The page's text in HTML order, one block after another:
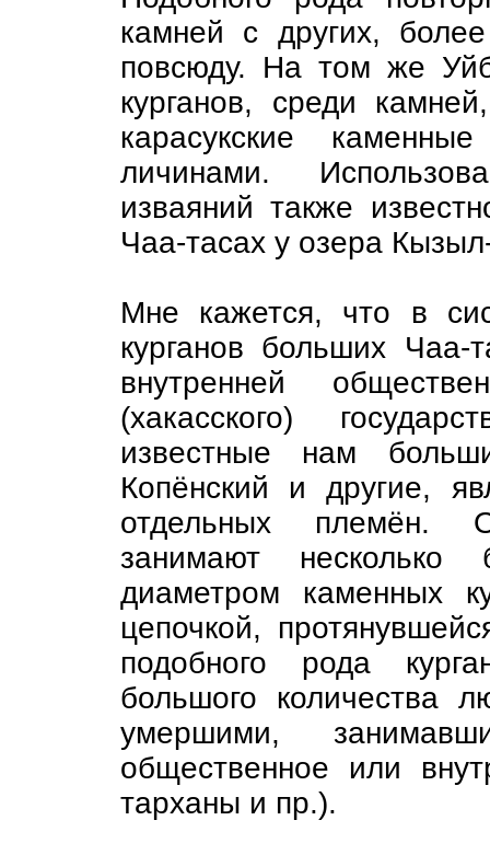
камней с других, более
повсюду. На том же
курганов, среди
карасукские
личинами.
изваяний также
Чаа-тасах у озера
Мне кажется, что в
курганов больших Чаа-
внутренней
(хакасского)
известные нам
Копёнский и другие,
отдельных племён.
занимают
диаметром каменных
цепочкой,
подобного рода
большого количества
умершими,
общественное или
тарханы и пр.).